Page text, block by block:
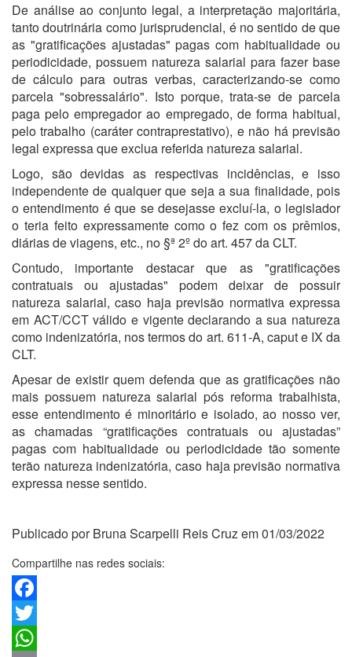
De análise ao conjunto legal, a interpretação majoritária,
tanto doutrinária como jurisprudencial, é no sentido de que
as "gratificações ajustadas" pagas com habitualidade ou
periodicidade, possuem natureza salarial para fazer base
de cálculo para outras verbas, caracterizando-se como
parcela "sobressalário". Isto porque, trata-se de parcela
paga pelo empregador ao empregado, de forma habitual,
pelo trabalho (caráter contraprestativo), e não há previsão
legal expressa que exclua referida natureza salarial.
Logo, são devidas as respectivas incidências, e isso
independente de qualquer que seja a sua finalidade, pois
o entendimento é que se desejasse excluí-la, o legislador
o teria feito expressamente como o fez com os prêmios,
diárias de viagens, etc., no §ª 2º do art. 457 da CLT.
Contudo, importante destacar que as "gratificações
contratuais ou ajustadas" podem deixar de possuir
natureza salarial, caso haja previsão normativa expressa
em ACT/CCT válido e vigente declarando a sua natureza
como indenizatória, nos termos do art. 611-A, caput e IX da
CLT.
Apesar de existir quem defenda que as gratificações não
mais possuem natureza salarial pós reforma trabalhista,
esse entendimento é minoritário e isolado, ao nosso ver,
as chamadas “gratificações contratuais ou ajustadas”
pagas com habitualidade ou periodicidade tão somente
terão natureza indenizatória, caso haja previsão normativa
expressa nesse sentido.
Publicado por Bruna Scarpelli Reis Cruz em 01/03/2022
Compartilhe nas redes sociais:
Facebook
Twitter